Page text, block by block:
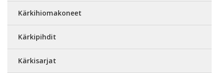
Kärkihiomakoneet
Kärkipihdit
Kärkisarjat